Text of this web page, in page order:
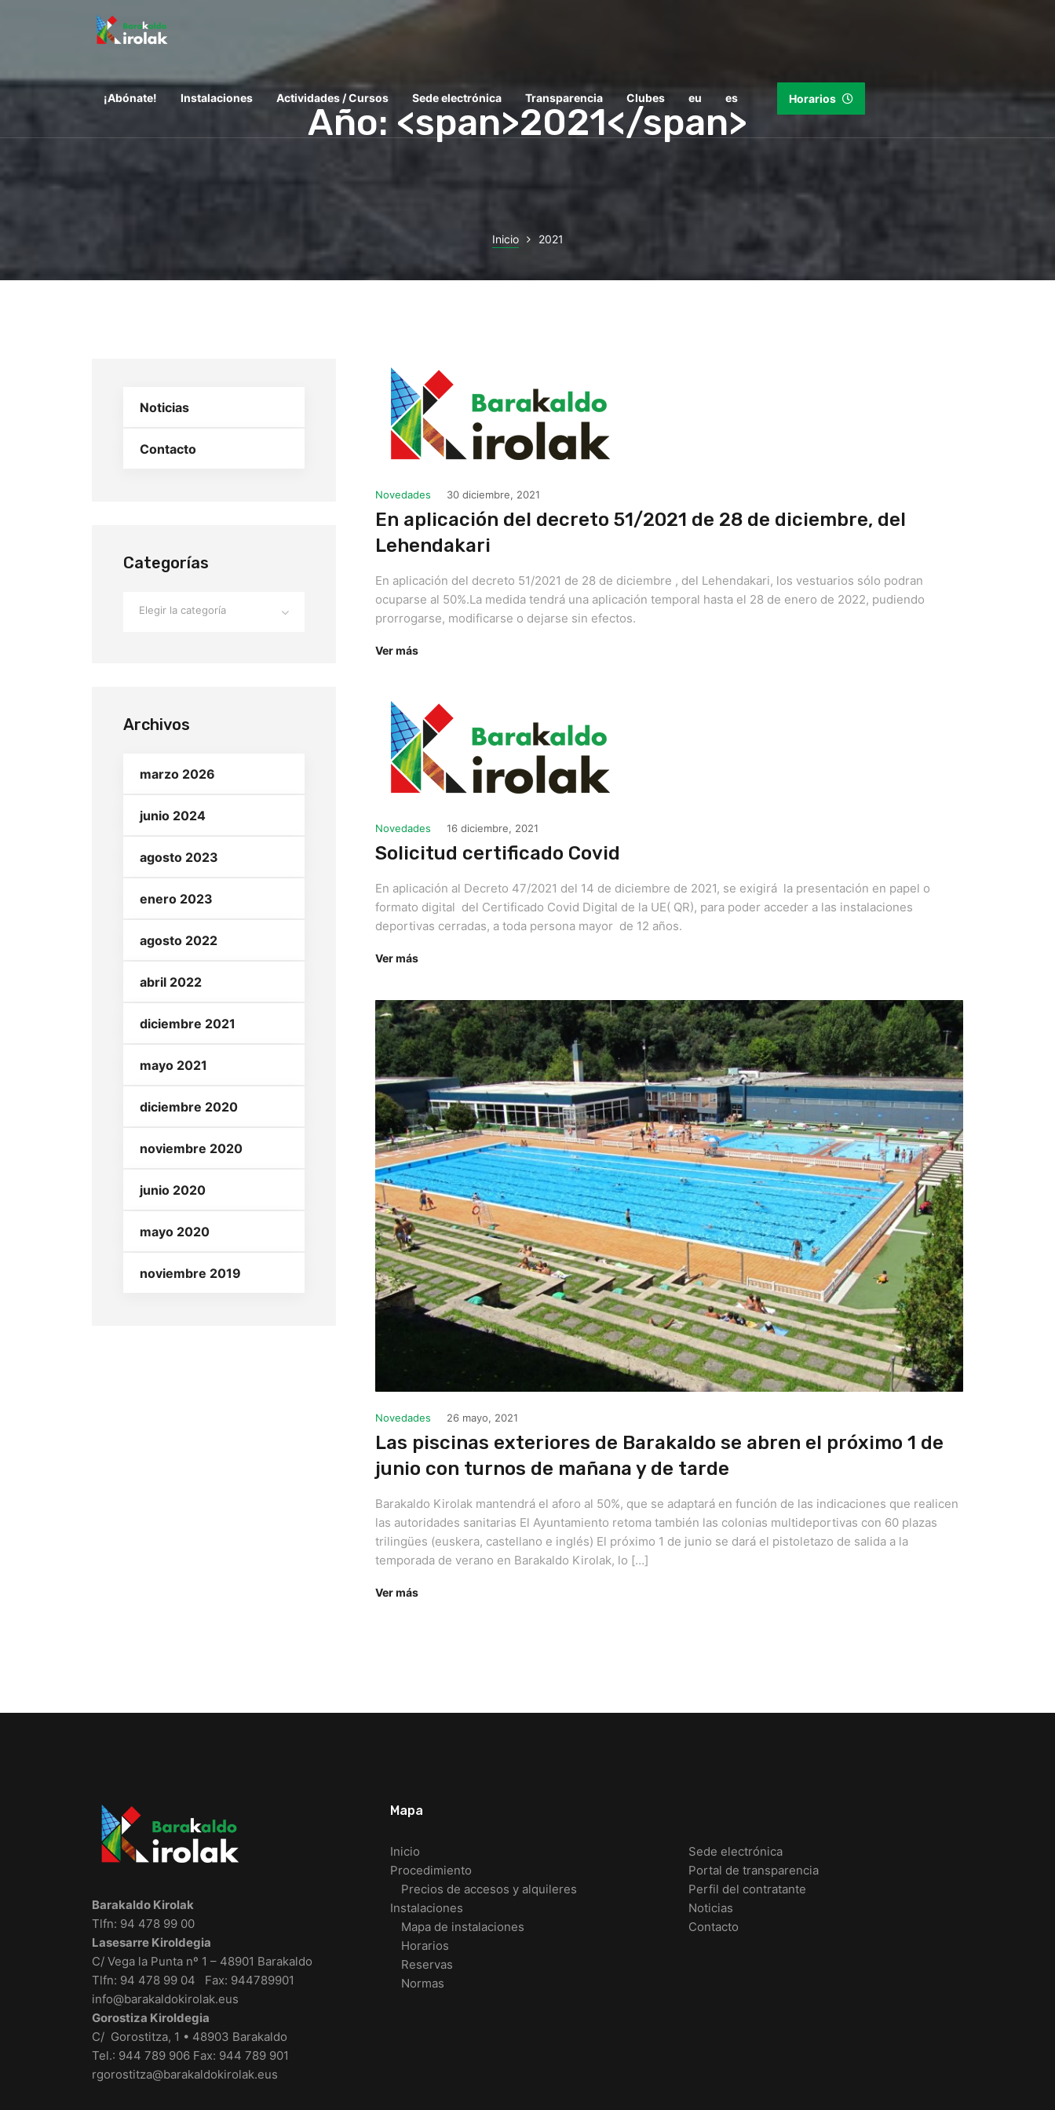
¡Abónate! Instalaciones Actividades / Cursos Sede electrónica Transparencia Clubes eu es Horarios
Año: <span>2021</span>
Inicio 2021
Novedades 30 diciembre, 2021
En aplicación del decreto 51/2021 de 28 de diciembre, del
Lehendakari
En aplicación del decreto 51/2021 de 28 de diciembre , del Lehendakari, los vestuarios sólo podran
ocuparse al 50%.La medida tendrá una aplicación temporal hasta el 28 de enero de 2022, pudiendo
prorrogarse, modificarse o dejarse sin efectos.
Ver más
Novedades 16 diciembre, 2021
Solicitud certificado Covid
En aplicación al Decreto 47/2021 del 14 de diciembre de 2021, se exigirá la presentación en papel o
formato digital del Certificado Covid Digital de la UE( QR), para poder acceder a las instalaciones
deportivas cerradas, a toda persona mayor de 12 años.
Ver más
Novedades 26 mayo, 2021
Las piscinas exteriores de Barakaldo se abren el próximo 1 de
junio con turnos de mañana y de tarde
Barakaldo Kirolak mantendrá el aforo al 50%, que se adaptará en función de las indicaciones que realicen
las autoridades sanitarias El Ayuntamiento retoma también las colonias multideportivas con 60 plazas
trilingües (euskera, castellano e inglés) El próximo 1 de junio se dará el pistoletazo de salida a la
temporada de verano en Barakaldo Kirolak, lo […]
Ver más
Noticias
Contacto
Categorías
Elegir la categoría
Archivos
marzo 2026
junio 2024
agosto 2023
enero 2023
agosto 2022
abril 2022
diciembre 2021
mayo 2021
diciembre 2020
noviembre 2020
junio 2020
mayo 2020
noviembre 2019
Barakaldo Kirolak
Tlfn: 94 478 99 00
Lasesarre Kiroldegia
C/ Vega la Punta nº 1 – 48901 Barakaldo
Tlfn: 94 478 99 04 Fax: 944789901
info@barakaldokirolak.eus
Gorostiza Kiroldegia
C/ Gorostitza, 1 • 48903 Barakaldo
Tel.: 944 789 906 Fax: 944 789 901
rgorostitza@barakaldokirolak.eus
Mapa
Inicio
Procedimiento
Precios de accesos y alquileres
Instalaciones
Mapa de instalaciones
Horarios
Reservas
Normas
Sede electrónica
Portal de transparencia
Perfil del contratante
Noticias
Contacto